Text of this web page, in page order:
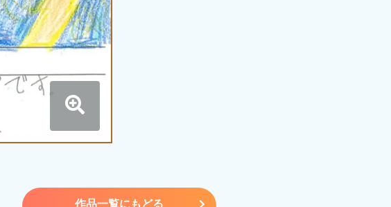
作品一覧にもどる